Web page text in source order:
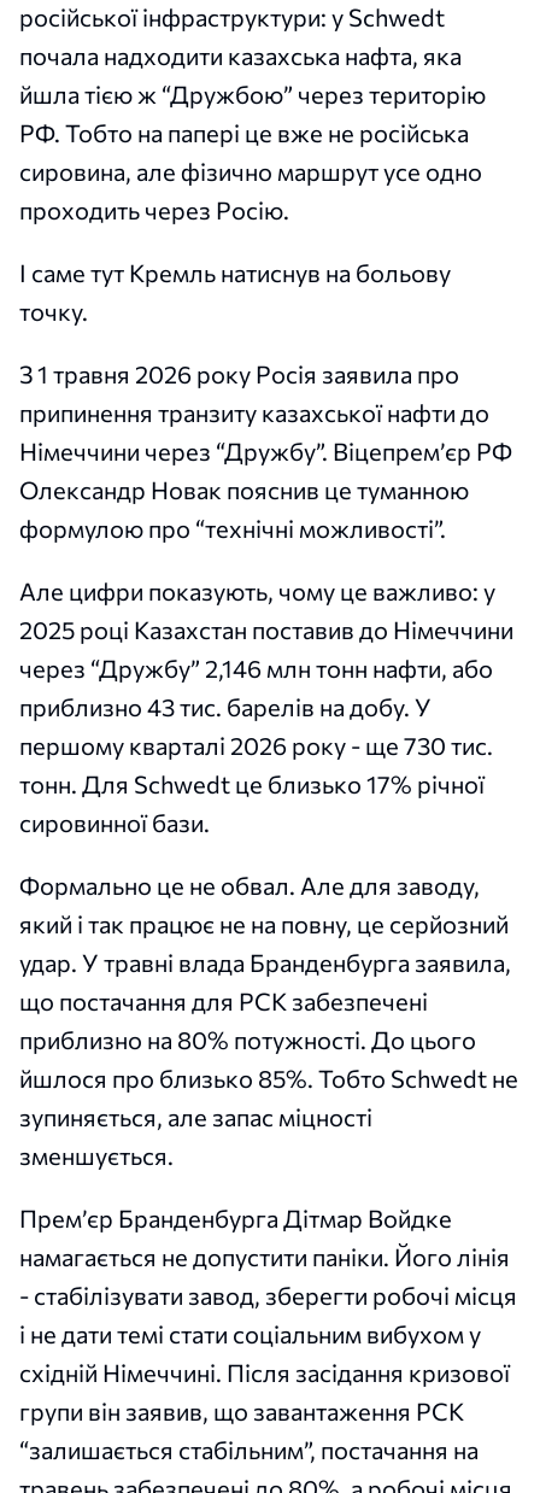
російської інфраструктури: у Schwedt
почала надходити казахська нафта, яка
йшла тією ж “Дружбою” через територію
РФ. Тобто на папері це вже не російська
сировина, але фізично маршрут усе одно
проходить через Росію.
І саме тут Кремль натиснув на больову
точку.
З 1 травня 2026 року Росія заявила про
припинення транзиту казахської нафти до
Німеччини через “Дружбу”. Віцепрем’єр РФ
Олександр Новак пояснив це туманною
формулою про “технічні можливості”.
Але цифри показують, чому це важливо: у
2025 році Казахстан поставив до Німеччини
через “Дружбу” 2,146 млн тонн нафти, або
приблизно 43 тис. барелів на добу. У
першому кварталі 2026 року - ще 730 тис.
тонн. Для Schwedt це близько 17% річної
сировинної бази.
Формально це не обвал. Але для заводу,
який і так працює не на повну, це серйозний
удар. У травні влада Бранденбурга заявила,
що постачання для PCK забезпечені
приблизно на 80% потужності. До цього
йшлося про близько 85%. Тобто Schwedt не
зупиняється, але запас міцності
зменшується.
Прем’єр Бранденбурга Дітмар Войдке
намагається не допустити паніки. Його лінія
- стабілізувати завод, зберегти робочі місця
і не дати темі стати соціальним вибухом у
східній Німеччині. Після засідання кризової
групи він заявив, що завантаження PCK
“залишається стабільним”, постачання на